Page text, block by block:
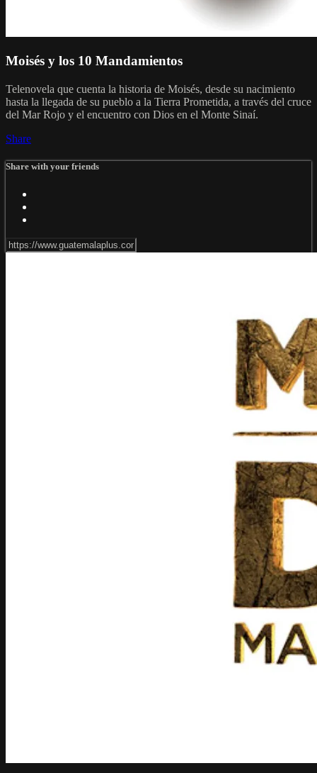
Moisés y los 10 Mandamientos
Telenovela que cuenta la historia de Moisés, desde su nacimiento
hasta la llegada de su pueblo a la Tierra Prometida, a través del cruce
del Mar Rojo y el encuentro con Dios en el Monte Sinaí.
Share
Share with your friends